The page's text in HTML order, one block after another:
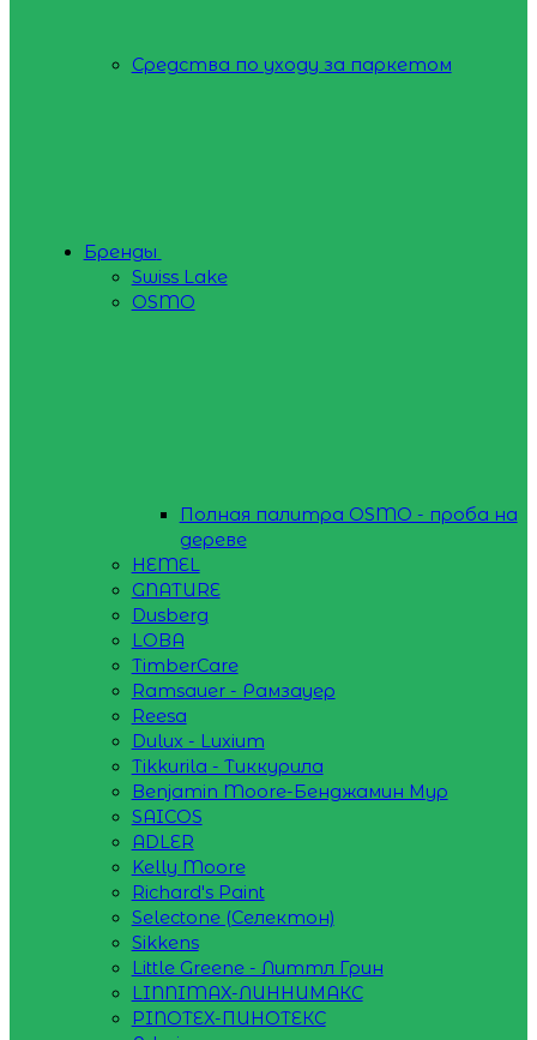
Средства по уходу за паркетом
Бренды
Swiss Lake
OSMO
Полная палитра OSMO - проба на
дереве
HEMEL
GNATURE
Dusberg
LOBA
TimberCare
Ramsauer - Рамзауер
Reesa
Dulux - Luxium
Tikkurila - Тиккурила
Benjamin Moore-Бенджамин Мур
SAICOS
ADLER
Kelly Moore
Richard's Paint
Selectone (Селектон)
Sikkens
Little Greene - Литтл Грин
LINNIMAX-ЛИННИМАКС
PINOTEX-ПИНОТЕКС